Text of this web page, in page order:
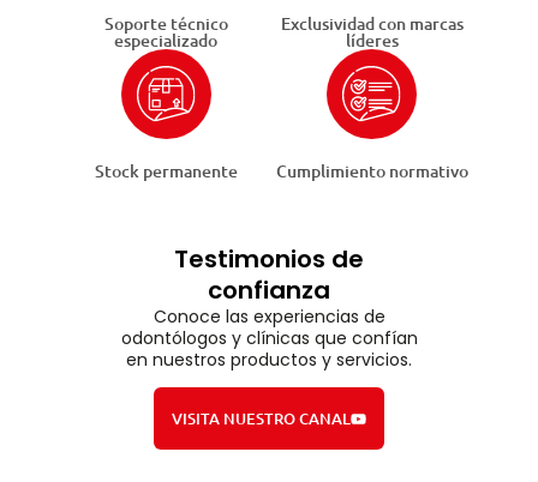
Soporte técnico
especializado
Exclusividad con marcas
líderes
Stock permanente Cumplimiento normativo
Testimonios de
confianza
Conoce las experiencias de
odontólogos y clínicas que confían
en nuestros productos y servicios.
VISITA NUESTRO CANAL